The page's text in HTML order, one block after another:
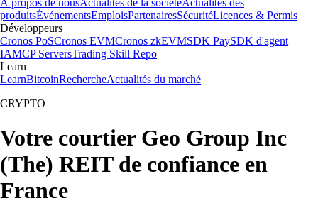
À propos de nousActualités de la sociétéActualités des
produitsÉvénementsEmploisPartenairesSécuritéLicences & Permis
Développeurs
Cronos PoSCronos EVMCronos zkEVMSDK PaySDK d'agent
IAMCP ServersTrading Skill Repo
Learn
LearnBitcoinRechercheActualités du marché
CRYPTO
Votre courtier Geo Group Inc
(The) REIT de confiance en
France